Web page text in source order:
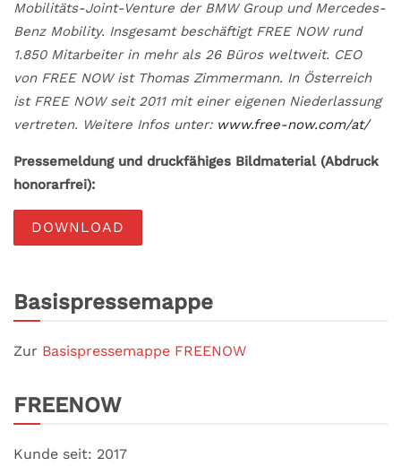
Mobilitäts-Joint-Venture der BMW Group und Mercedes-
Benz Mobility. Insgesamt beschäftigt FREE NOW rund
1.850 Mitarbeiter in mehr als 26 Büros weltweit. CEO
von FREE NOW ist Thomas Zimmermann. In Österreich
ist FREE NOW seit 2011 mit einer eigenen Niederlassung
vertreten. Weitere Infos unter: www.free-now.com/at/
Pressemeldung und druckfähiges Bildmaterial (Abdruck
honorarfrei):
DOWNLOAD
Basispressemappe
Zur Basispressemappe FREENOW
FREENOW
Kunde seit: 2017